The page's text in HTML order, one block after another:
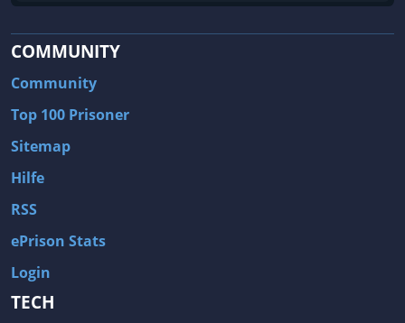
COMMUNITY
Community
Top 100 Prisoner
Sitemap
Hilfe
RSS
ePrison Stats
Login
TECH